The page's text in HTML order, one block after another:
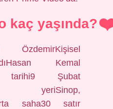
kaç yaşında?
Kemal
tarihi9 Şubat
yeriSinop,
saha30 satır